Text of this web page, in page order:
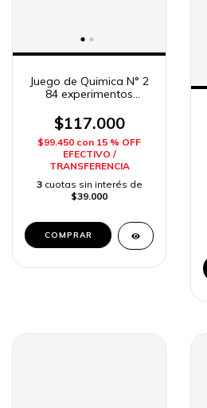
Juego de Quimica N° 2
84 experimentos
$117.000
$99.450 con 15 % OFF
EFECTIVO /
TRANSFERENCIA
3 cuotas sin interés de
$39.000